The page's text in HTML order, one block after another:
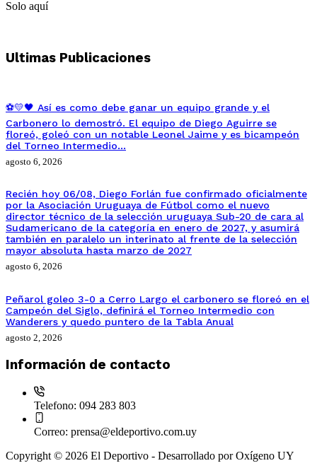
Solo aquí
Ultimas Publicaciones
⚽💛🖤 Así es como debe ganar un equipo grande y el
Carbonero lo demostró. El equipo de Diego Aguirre se
floreó, goleó con un notable Leonel Jaime y es bicampeón
del Torneo Intermedio…
agosto 6, 2026
Recién hoy 06/08, Diego Forlán fue confirmado oficialmente
por la Asociación Uruguaya de Fútbol como el nuevo
director técnico de la selección uruguaya Sub-20 de cara al
Sudamericano de la categoría en enero de 2027, y asumirá
también en paralelo un interinato al frente de la selección
mayor absoluta hasta marzo de 2027
agosto 6, 2026
Peñarol goleo 3-0 a Cerro Largo el carbonero se floreó en el
Campeón del Siglo, definirá el Torneo Intermedio con
Wanderers y quedo puntero de la Tabla Anual
agosto 2, 2026
Información de contacto
Telefono: 094 283 803
Correo: prensa@eldeportivo.com.uy
Copyright © 2026 El Deportivo - Desarrollado por Oxígeno UY